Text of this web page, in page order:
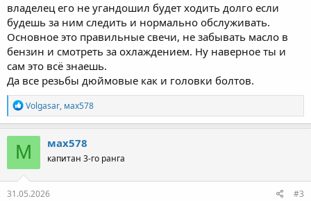
владелец его не угандошил будет ходить долго если
будешь за ним следить и нормально обслуживать.
Основное это правильные свечи, не забывать масло в
бензин и смотреть за охлаждением. Ну наверное ты и
сам это всё знаешь.
Да все резьбы дюймовые как и головки болтов.
Р
е
а
к
ц
и
и
:
Volgasar, мах578
М мах578
капитан 3-го ранга
31.05.2026 #3